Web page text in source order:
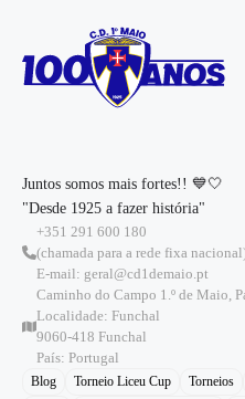
Juntos somos mais fortes!! 💙🤍
"Desde 1925 a fazer história"
+351 291 600 180
(chamada para a rede fixa
E-mail: geral@cd1demaio.pt
Caminho do Campo 1.º de Maio,
Localidade: Funchal
9060-418 Funchal
País: Portugal
Blog Torneio Liceu Cup Torneios